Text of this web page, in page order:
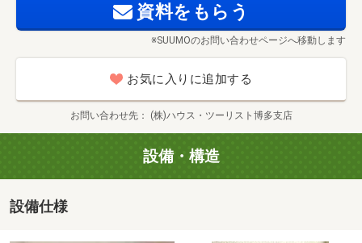
ツルハドラッグ大岳店まで1221m
■【公園】国営海の中道海浜公園（約1614m・徒歩21分）
思い立ったらお家探しの旅に出かけよう(^^)/
実際のお部屋の雰囲気をいち早く体感したい方にオススメ♪
メールまたはお電話でご予約した後に
②希望のエリアで見たい聞きたい！エリア限定の旅（約2
「この場所に住みたい」
資料をもらう
※SUUMOのお問い合わせページへ移動します
お気に入りに追加する
お問い合わせ先 (株)ハウス・ツーリスト博多支店
設備・構造
設備仕様